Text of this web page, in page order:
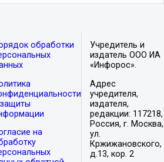
обработки
на
Учредитель и
издатель ООО ИА
«Инфорос».
Адрес
учредителя,
издателя,
редакции: 117218,
Россия, г. Москва,
ул.
Кржижановского,
д.13, кор. 2